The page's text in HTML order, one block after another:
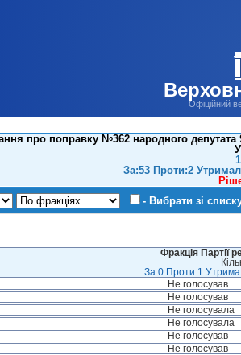
Офіційний
про поправку №362 народного депутата
За:53 Проти:2
- Вибрати зі
Фракція Партії
За:0 Проти:1
Не голосував
Не голосував
Не голосувала
Не голосувала
Не голосував
Не голосував